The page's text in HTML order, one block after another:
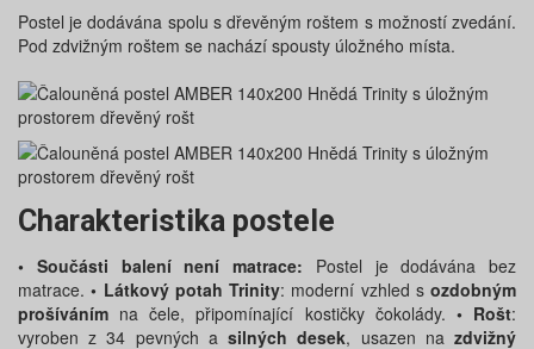
Postel je dodávána spolu s dřevěným roštem s možností zvedání.
Pod zdvižným roštem se nachází spousty úložného místa.
Charakteristika postele
• Součásti balení není matrace: Postel je dodávána bez
matrace. • Látkový potah Trinity: moderní vzhled s ozdobným
prošíváním na čele, připomínající kostičky čokolády. • Rošt:
vyroben z 34 pevných asilných desek, usazen nazdvižný